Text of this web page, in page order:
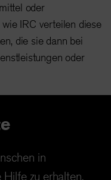
oder
IRC verteilen diese
die sie dann bei
oder
in
zu erhalten.